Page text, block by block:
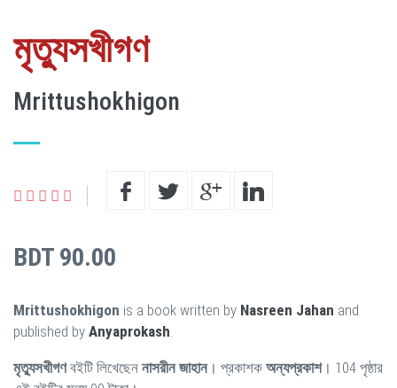
মৃত্যুসখীগণ
Mrittushokhigon
BDT 90.00
Mrittushokhigon is a book written by Nasreen Jahan and
published by Anyaprokash
মৃত্যুসখীগণবইটি লিখেছেন নাসরীন জাহান। প্রকাশক অন্যপ্রকাশ। 104 পৃষ্ঠার